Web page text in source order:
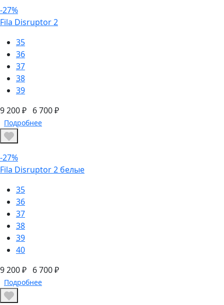
-27%
Fila Disruptor 2
35
36
37
38
39
9 200 ₽ 6 700 ₽
Подробнее
-27%
Fila Disruptor 2 белые
35
36
37
38
39
40
9 200 ₽ 6 700 ₽
Подробнее